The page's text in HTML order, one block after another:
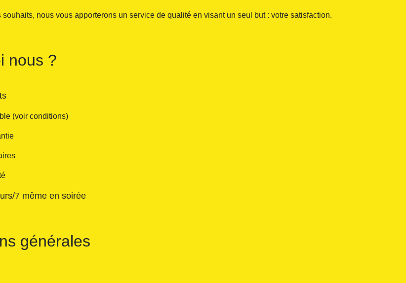
souhaits, nous vous apporterons un service de qualité en visant un seul but : votre satisfaction.
nous ?
(voir conditions)
7 même en soirée
générales